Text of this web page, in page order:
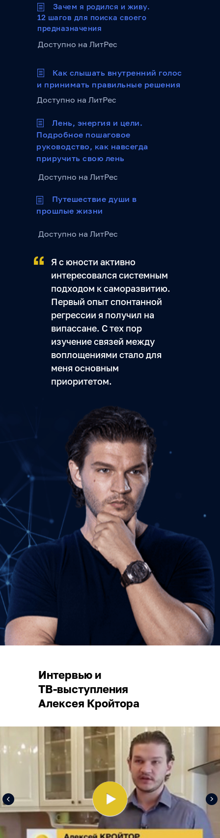
jjjjjjj Зачем я родился и живу.
12 шагов для поиска своего
предназначения
Я с юности активно
интересовался системным
подходом к саморазвитию.
Первый опыт спонтанной
регрессии я получил на
випассане. С тех пор
изучение связей между
воплощениями стало для
меня основным
приоритетом.
Доступно на ЛитРес
Доступно на ЛитРес
jjjjjjj Как слышать внутренний голос
и принимать правильные решения
jjjjjjj Лень, энергия и цели.
Подробное пошаговое
руководство, как навсегда
приручить свою лень
Доступно на ЛитРес
Доступно на ЛитРес
jjjjjjj Путешествие души в
прошлые жизни
Интервью и
ТВ-выступления
Алексея Кройтора